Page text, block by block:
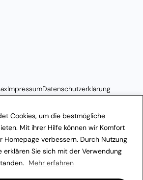
Cookies, um die bestmögliche
Mit ihrer Hilfe können wir Komfort
Homepage verbessern. Durch Nutzung
erklären Sie sich mit der Verwendung
Mehr erfahren
ImpressumDatenschutzerklärung